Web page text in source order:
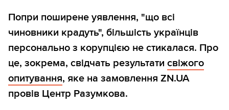
Попри поширене уявлення, "що всі
чиновники крадуть", більшість українців
персонально з корупцією не стикалася. Про
це, зокрема, свідчать результати свіжого
опитування, яке на замовлення ZN.UA
провів Центр Разумкова.